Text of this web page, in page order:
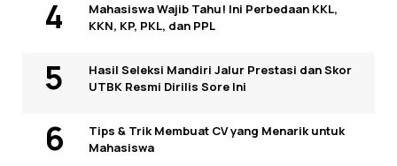
Mahasiswa Wajib Tahu! Ini Perbedaan KKL,
KKN, KP, PKL, dan PPL
Hasil Seleksi Mandiri Jalur Prestasi dan Skor
UTBK Resmi Dirilis Sore Ini
Tips & Trik Membuat CV yang Menarik untuk
Mahasiswa